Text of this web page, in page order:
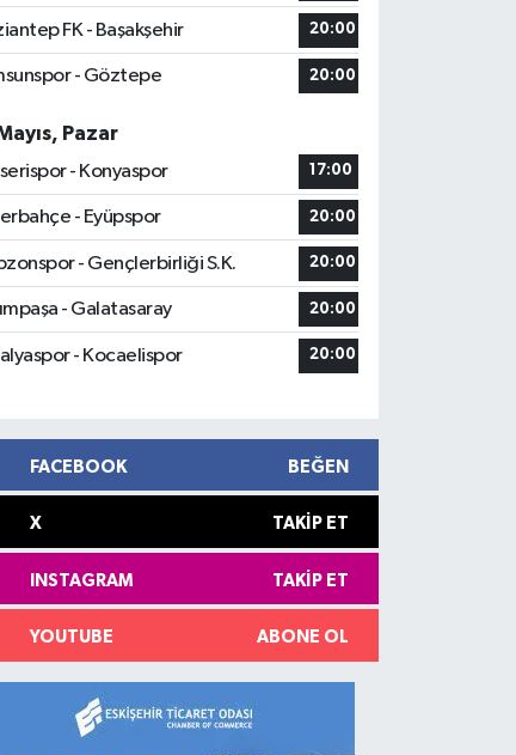
FK - Başakşehir 20:00
- Göztepe 20:00
Pazar
- Konyaspor
17:00
- Eyüpspor 20:00
- Gençlerbirliği S.K. 20:00
- Galatasaray 20:00
- Kocaelispor 20:00
FACEBOOK BEĞEN
X TAKIP ET
INSTAGRAM TAKIP ET
YOUTUBE ABONE OL